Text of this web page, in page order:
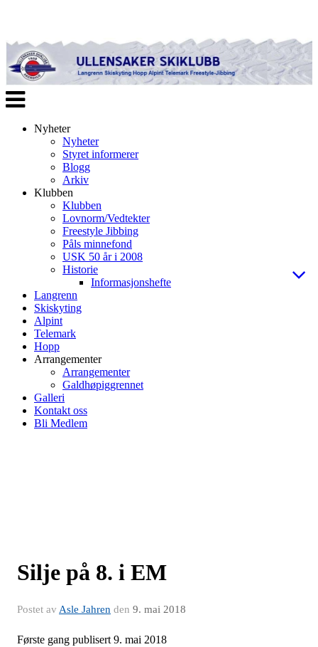
Veksle
navigasjon
Nyheter
Nyheter
Styret informerer
Blogg
Arkiv
Klubben
Klubben
Lovnorm/Vedtekter
Freestyle Jibbing
Påls minnefond
USK 50 år i 2008
Historie
Informasjonshefte
Langrenn
Skiskyting
Alpint
Telemark
Hopp
Arrangementer
Arrangementer
Galdhøpiggrennet
Galleri
Kontakt oss
Bli Medlem
Silje på 8. i EM
Postet av Asle Jahren den 9. mai 2018
Første gang publisert 9. mai 2018